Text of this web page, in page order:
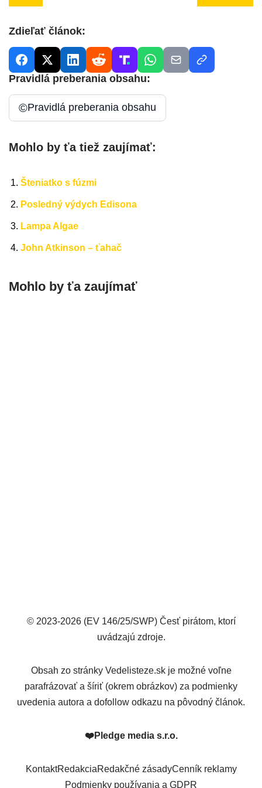
Zdieľať článok:
Pravidlá preberania obsahu:
©Pravidlá preberania obsahu
Mohlo by ťa tiež zaujímať:
Šteniatko s fúzmi
Posledný výdych Edisona
Lampa Algae
John Atkinson – ťahač
Mohlo by ťa zaujímať
© 2023-2026 (EV 146/25/SWP) Česť pirátom, ktorí
uvádzajú zdroje.
Obsah zo stránky Vedelisteze.sk je možné voľne
parafrázovať a šíriť (okrem obrázkov) za podmienky
uvedenia autora a dofollow odkazu na pôvodný článok.
❤️Pledge media s.r.o.
KontaktRedakciaRedakčné zásadyCenník reklamy
Podmienky používania a GDPR